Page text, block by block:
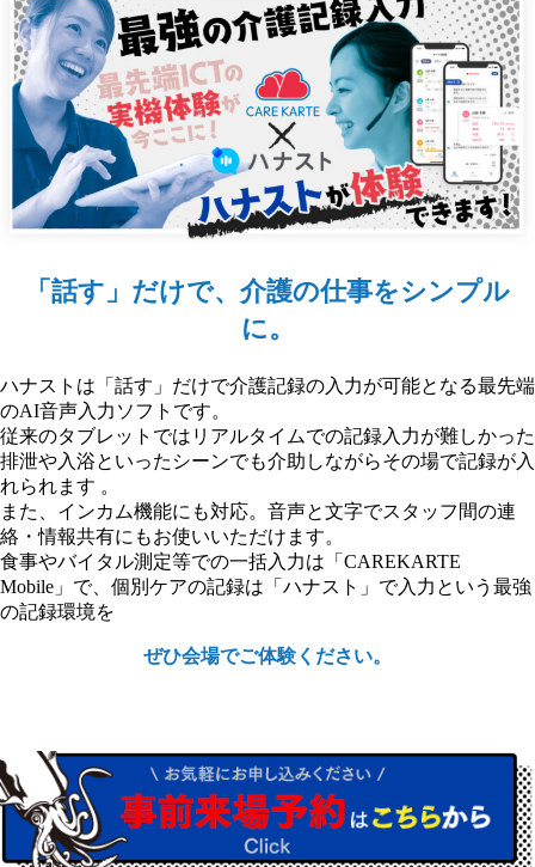
「話す」だけで、介護の仕事をシンプル
に。
ハナストは「話す」だけで介護記録の入力が可能となる最先端
のAI音声入力ソフトです。
従来のタブレットではリアルタイムでの記録入力が難しかった
排泄や入浴といったシーンでも介助しながらその場で記録が入
れられます 。
また、インカム機能にも対応。音声と文字でスタッフ間の連
絡・情報共有にもお使いいただけます。
食事やバイタル測定等での一括入力は「CAREKARTE
Mobile」で、個別ケアの記録は「ハナスト」で入力という最強
の記録環境を
ぜひ会場でご体験ください。